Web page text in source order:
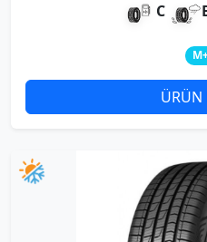
C
ÜRÜN